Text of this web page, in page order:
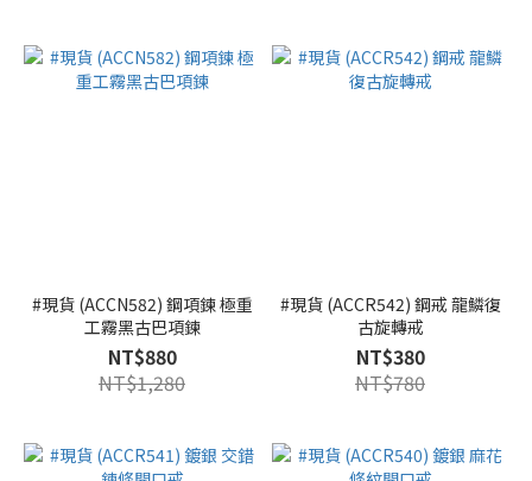
#現貨 (ACCN582) 鋼項鍊 極重
工霧黑古巴項鍊
NT$880
NT$1,280
#現貨 (ACCR542) 鋼戒 龍鱗復
古旋轉戒
NT$380
NT$780